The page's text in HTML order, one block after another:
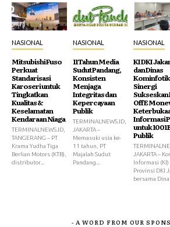
NASIONAL
Mitsubishi Fuso
Perkuat
Standarisasi
Karoseri untuk
Tingkatkan
Kualitas &
Keselamatan
Kendaraan Niaga
TERMINALNEWS.ID,
TANGERANG – PT
Krama Yudha Tiga
Berlian Motors (KTB),
distributor...
NASIONAL
11 Tahun Media
Sudut Pandang,
Konsisten
Menjaga
Integritas dan
Kepercayaan
Publik
TERMINALNEWS.ID,
JAKARTA –
Memasuki usia ke-
11 tahun, PT
Majalah Sudut
Pandang...
NASIONAL
KI DKI
dan Dinas
Kominfotik
Sinergi
Sukseskan
Off E
Informasi
untuk 1001
Publik
JAKARTA –
Informasi (KI)
Provinsi DKI
bersama
- A WORD FROM OUR